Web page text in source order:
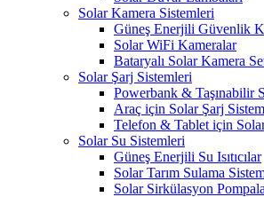
Solar Kamera Sistemleri
Güneş Enerjili Güvenlik
Solar WiFi Kameralar
Bataryalı Solar Kamera
Solar Şarj Sistemleri
Powerbank & Taşınabilir
Araç için Solar Şarj
Telefon & Tablet için
Solar Su Sistemleri
Güneş Enerjili Su Isıtıcılar
Solar Tarım Sulama
Solar Sirkülasyon